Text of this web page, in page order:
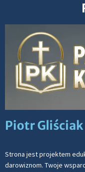
Piotr Gliściak
Strona jest projektem
darowiznom. Twoje